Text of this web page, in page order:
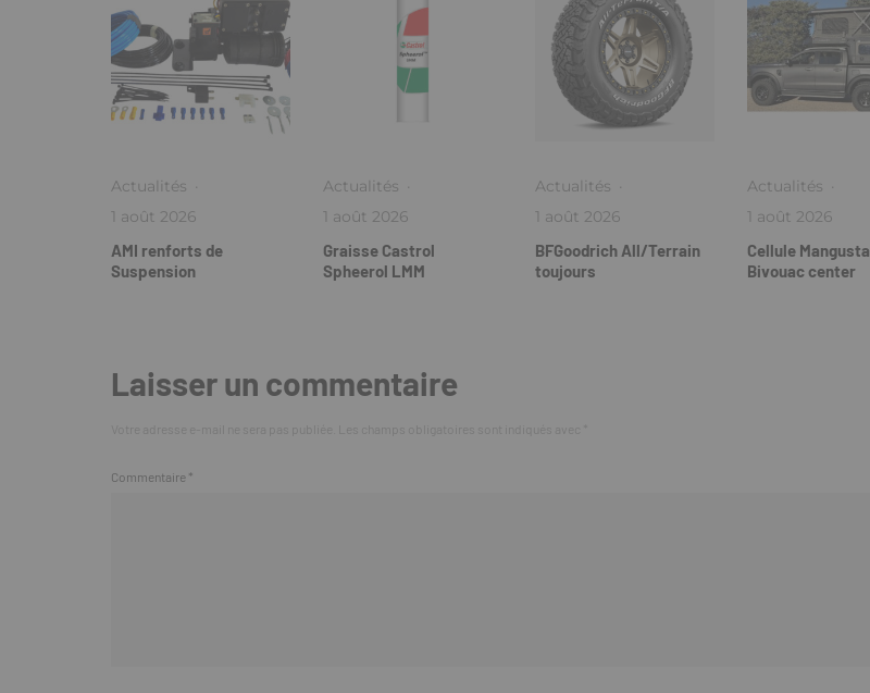
Actualités ·
1 août 2026
AMI renforts de
Suspension
Actualités ·
1 août 2026
Graisse Castrol
Spheerol LMM
Actualités ·
1 août 2026
BFGoodrich All/Terrain
toujours
Actualités ·
1 août 2026
Cellule Mangusta
Bivouac center
Laisser un commentaire
Commentaire *